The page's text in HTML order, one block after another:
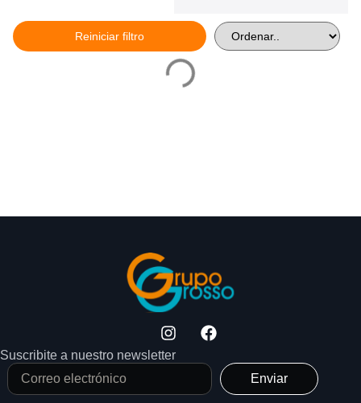
Reiniciar filtro
Suscribite a nuestro newsletter
Enviar